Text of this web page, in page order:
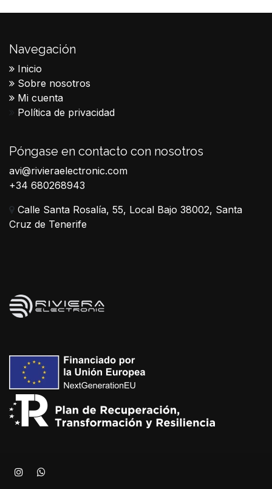
Navegación
Inicio
Sobre nosotros
Mi cuenta
Política de privacidad
Póngase en contacto con nosotros
avi@rivieraelectronic.com
+34 680268943
Calle Santa Rosalía, 55, Local Bajo 38002, Santa
Cruz de Tenerife